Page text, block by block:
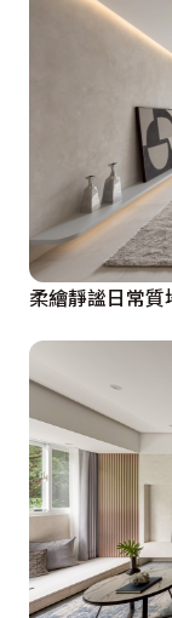
開序幕。2樓原
屋主希望將大
新擘劃四房，
道易顯陰暗，
有展示收納櫃
創造明敞通透
牆面、魚骨拼淺
房，其睡眠偏
架高處融會諸多
右側橫樑恰整
勒，可容納電腦
毗鄰的演奏室
音板包覆隔絕
房設置梳妝台
接相鄰的貓房
用空間，廣納
柔繪靜謐日常